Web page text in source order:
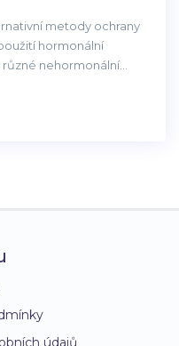
metody ochrany
hormonální
nehormonální
Také se dotkneme
údajů